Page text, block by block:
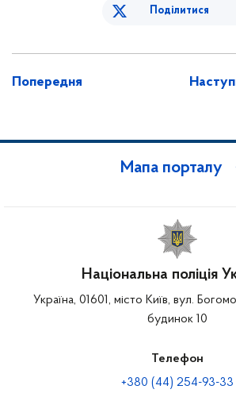
Поділитися
Попередня
Мапа порталу
Національна поліція
Україна, 01601, місто Київ, вул.
будинок 10
Телефон
+380 (44) 254-93-33